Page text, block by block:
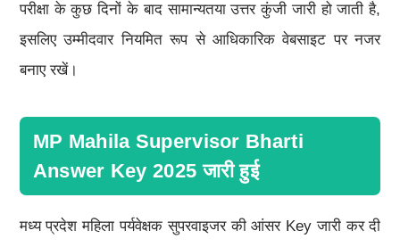
परीक्षा के कुछ दिनों के बाद सामान्यतया उत्तर कुंजी जारी हो जाती है,
इसलिए उम्मीदवार नियमित रूप से आधिकारिक वेबसाइट पर नजर
बनाए रखें।
MP Mahila Supervisor Bharti
Answer Key 2025 जारी हुई
मध्य प्रदेश महिला पर्यवेक्षक सुपरवाइजर की आंसर Key जारी कर दी